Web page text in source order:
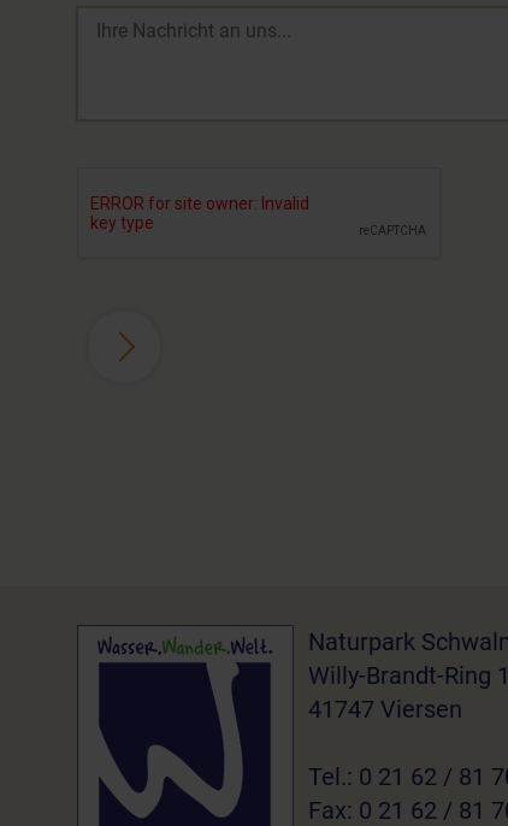
Naturpark
Willy-Brandt-Ring
41747 Viersen
Tel.: 0 21 62 / 81
Fax: 0 21 62 / 81